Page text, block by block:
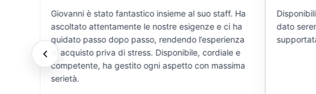
Giovanni è stato fantastico insieme al suo staff. Ha
ascoltato attentamente le nostre esigenze e ci ha
guidato passo dopo passo, rendendo l’esperienza
di acquisto priva di stress. Disponibile, cordiale e
competente, ha gestito ogni aspetto con massima
serietà.
dato